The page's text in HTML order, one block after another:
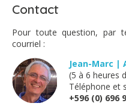
Contact
Pour toute question, par
courriel :
Jean-Marc |
(5 à 6 heures
Téléphone et
+596 (0) 696